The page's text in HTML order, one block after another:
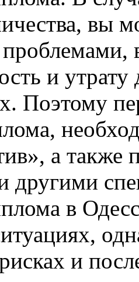
вы
и
Поэтому
а также
другими
в
и